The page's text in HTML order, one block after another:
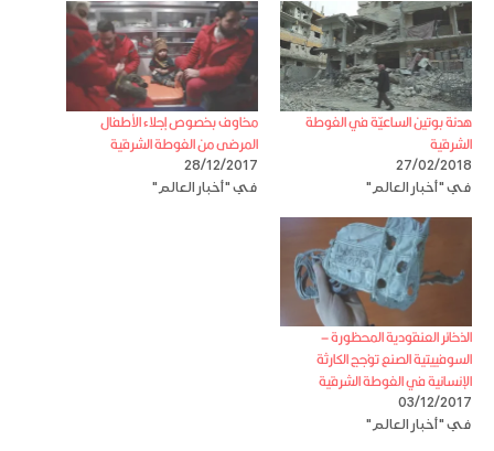
هدنة بوتين الساعيّة في الغوطة
الشرقية
27/02/2018
في "أخبار العالم"
مخاوف بخصوص إجلاء الأطفال
المرضى من الغوطة الشرقية
28/12/2017
في "أخبار العالم"
الذخائر العنقودية المحظورة –
السوفييتية الصنع تؤجج الكارثة
الإنسانية في الغوطة الشرقية
03/12/2017
في "أخبار العالم"